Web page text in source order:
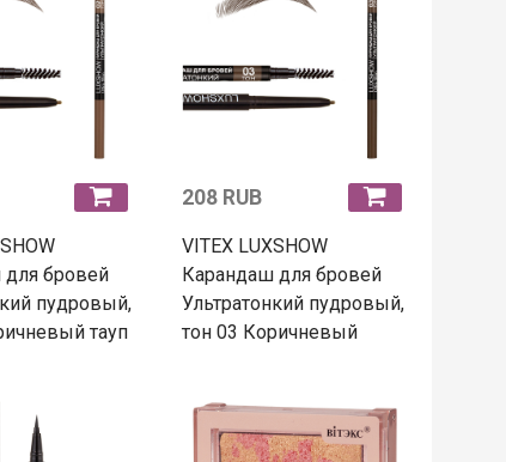
бровей
пудровый,
тауп
208 RUB
VITEX LUXSHOW
Карандаш для бровей
Ультратонкий пудровый,
тон 03 Коричневый